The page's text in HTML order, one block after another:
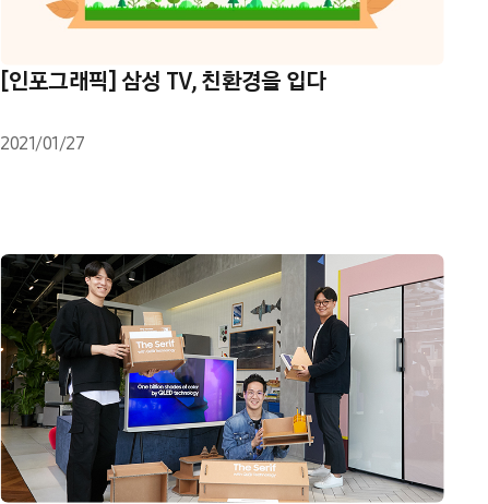
[인포그래픽] 삼성 TV, 친환경을 입다
2021/01/27